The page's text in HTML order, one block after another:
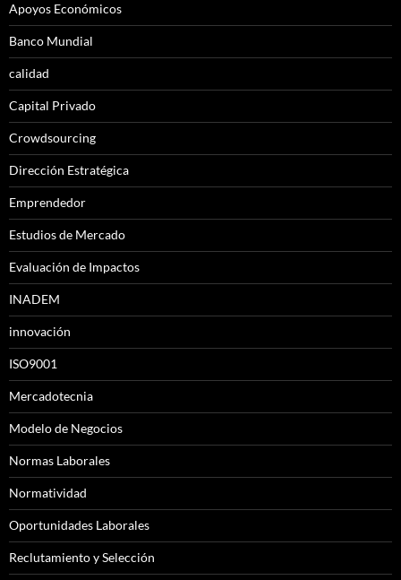
Apoyos Económicos
Banco Mundial
calidad
Capital Privado
Crowdsourcing
Dirección Estratégica
Emprendedor
Estudios de Mercado
Evaluación de Impactos
INADEM
innovación
ISO9001
Mercadotecnia
Modelo de Negocios
Normas Laborales
Normatividad
Oportunidades Laborales
Reclutamiento y Selección